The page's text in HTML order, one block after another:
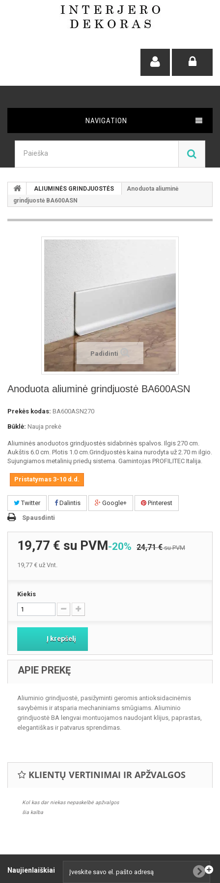
NAVIGATION
ALIUMINĖS GRINDJUOSTĖS
Anoduota aliuminė
grindjuostė BA600ASN
Padidinti
Anoduota aliuminė grindjuostė BA600ASN
Prekės kodas: BA600ASN270
Būklė: Nauja prekė
Aliuminės anoduotos grindjuostės sidabrinės spalvos. Ilgis 270 cm.
Aukštis 6.0 cm. Plotis 1.0 cm.Grindjuostės kaina nurodyta už 2.70 m ilgio.
Sujungiamos metalinių priedų sistema. Gamintojas PROFILITEC Italija.
Pristatymas 3-10 d.d.
Twitter Dalintis Google+
Pinterest
Spausdinti
19,77 € su PVM-20% 24,71 €su PVM
19,77 € už Vnt.
Kiekis
Į krepšelį
APIE PREKĘ
Aliuminio grindjuostė, pasižyminti geromis antioksidacinėmis
savybėmis ir atsparia mechaniniams smūgiams. Aliuminio
grindjuostė BA lengvai montuojamos naudojant klijus, paprastas,
elegantiškas ir patvarus sprendimas.
KLIENTŲ VERTINIMAI IR APŽVALGOS
Kol kas dar niekas nepaskelbė apžvalgos
šia kalba
Naujienlaiškiai